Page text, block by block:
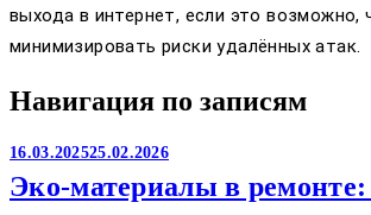
выхода в интернет, если это возможно,
минимизировать риски удалённых атак.
Навигация по записям
16.03.202525.02.2026
Эко-материалы в